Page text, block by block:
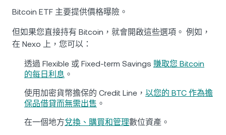
Bitcoin ETF 主要提供價格曝險。
但如果您直接持有 Bitcoin，就會開啟這些選項。 例如，
在 Nexo 上，您可以：
透過 Flexible 或 Fixed-term Savings 賺取您 Bitcoin
的每日利息 。
使用加密貨幣擔保的 Credit Line， 以您的 BTC 作為擔
保品借貸而無需出售 。
在一個地方兌換、購買和管理數位資產。